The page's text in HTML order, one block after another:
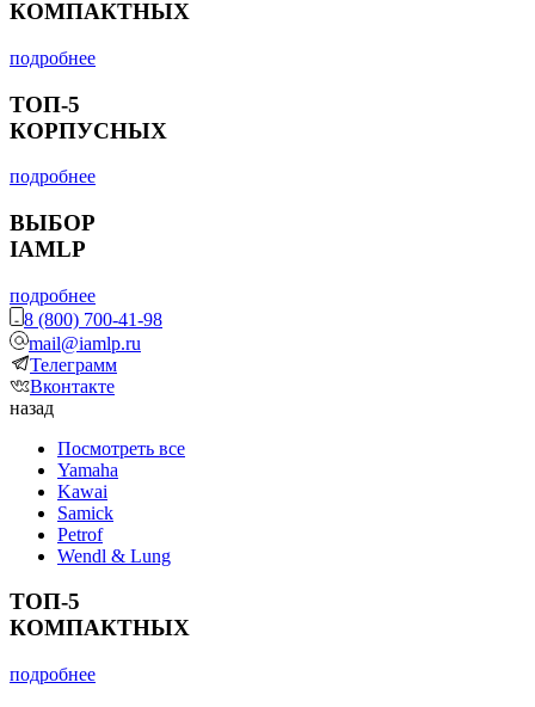
КОМПАКТНЫХ
подробнее
ТОП-5
КОРПУСНЫХ
подробнее
ВЫБОР
IAMLP
подробнее
8 (800) 700-41-98
mail@iamlp.ru
Телеграмм
Вконтакте
назад
Посмотреть все
Yamaha
Kawai
Samick
Petrof
Wendl & Lung
ТОП-5
КОМПАКТНЫХ
подробнее